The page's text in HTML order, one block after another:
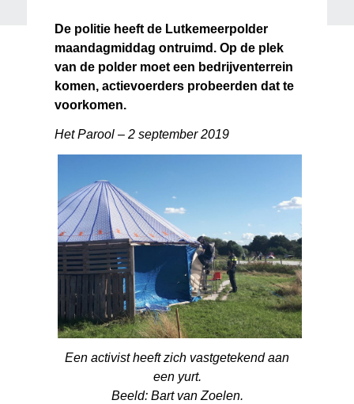
De politie heeft de Lutkemeerpolder
maandagmiddag ontruimd. Op de plek
van de polder moet een bedrijventerrein
komen, actievoerders probeerden dat te
voorkomen.
Het Parool – 2 september 2019
Een activist heeft zich vastgetekend aan
een yurt.
Beeld: Bart van Zoelen.